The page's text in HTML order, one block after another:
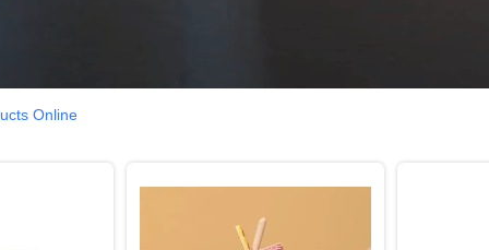
Online